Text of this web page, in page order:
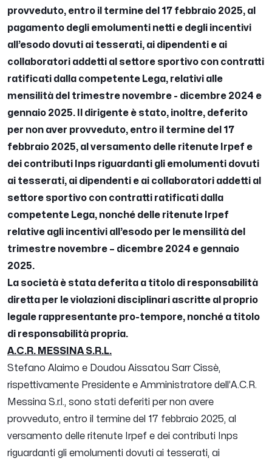
provveduto, entro il termine del 17 febbraio 2025, al
pagamento degli emolumenti netti e degli incentivi
all’esodo dovuti ai tesserati, ai dipendenti e ai
collaboratori addetti al settore sportivo con contratti
ratificati dalla competente Lega, relativi alle
mensilità del trimestre novembre - dicembre 2024 e
gennaio 2025. Il dirigente è stato, inoltre, deferito
per non aver provveduto, entro il termine del 17
febbraio 2025, al versamento delle ritenute Irpef e
dei contributi Inps riguardanti gli emolumenti dovuti
ai tesserati, ai dipendenti e ai collaboratori addetti al
settore sportivo con contratti ratificati dalla
competente Lega, nonché delle ritenute Irpef
relative agli incentivi all’esodo per le mensilità del
trimestre novembre – dicembre 2024 e gennaio
2025.
La società è stata deferita a titolo di responsabilità
diretta per le violazioni disciplinari ascritte al proprio
legale rappresentante pro-tempore, nonché a titolo
di responsabilità propria.
A.C.R. MESSINA S.R.L.
Stefano Alaimo e Doudou Aissatou Sarr Cissè,
rispettivamente Presidente e Amministratore dell’A.C.R.
Messina S.r.l., sono stati deferiti per non avere
provveduto, entro il termine del 17 febbraio 2025, al
versamento delle ritenute Irpef e dei contributi Inps
riguardanti gli emolumenti dovuti ai tesserati, ai